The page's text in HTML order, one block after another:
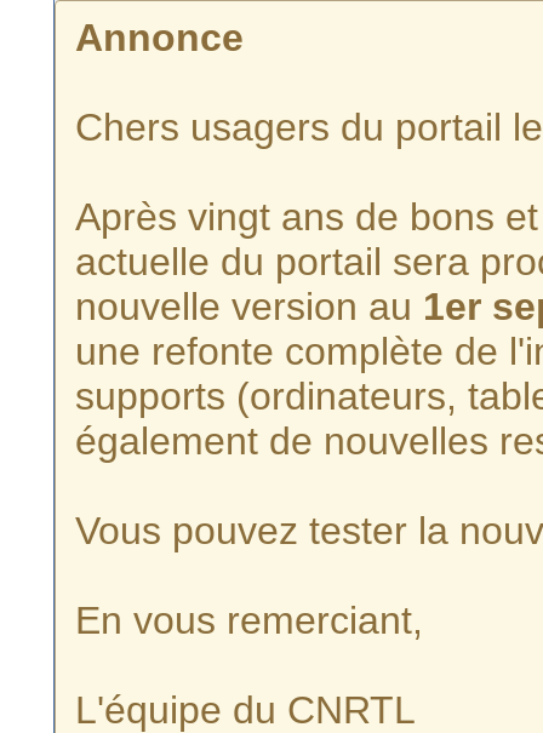
Annonce
Chers usagers du portail
Après vingt ans de bons
actuelle du portail sera
nouvelle version au 1er
une refonte complète de
supports (ordinateurs,
également de nouvelles
Vous pouvez tester la
En vous remerciant,
L'équipe du CNRTL